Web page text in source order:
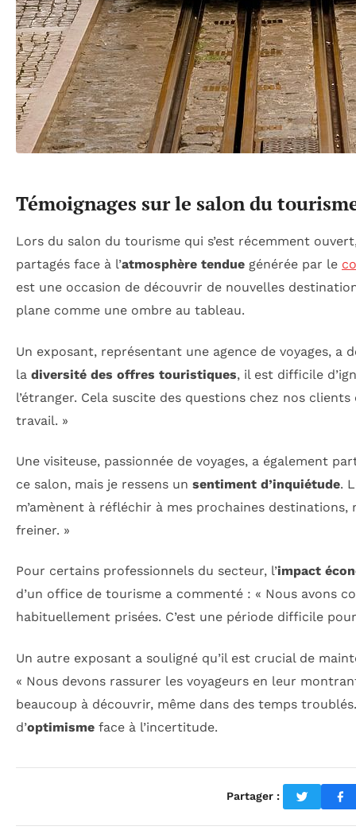
Témoignages sur le salon du
Lors du salon du tourisme qui s’est récemment
partagés face à l’atmosphère tendue générée par le
est une occasion de découvrir de nouvelles
plane comme une ombre au tableau.
Un exposant, représentant une agence de voyages,
la diversité des offres touristiques, il est difficile
l’étranger. Cela suscite des questions chez nos
travail. »
Une visiteuse, passionnée de voyages, a également
ce salon, mais je ressens un sentiment d’inquiétude.
m’amènent à réfléchir à mes prochaines
freiner. »
Pour certains professionnels du secteur, l’impact
d’un office de tourisme a commenté : « Nous avons
habituellement prisées. C’est une période difficile
Un autre exposant a souligné qu’il est crucial de
« Nous devons rassurer les voyageurs en leur
beaucoup à découvrir, même dans des temps
d’optimisme face à l’incertitude.
Partager :